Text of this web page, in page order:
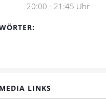
20:00 - 21:45 Uhr
LINKS